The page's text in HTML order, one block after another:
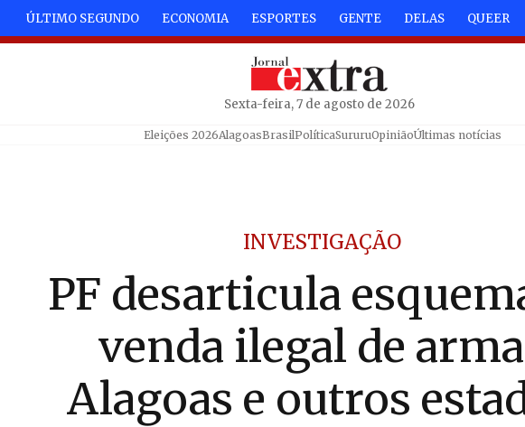
ÚLTIMO SEGUNDO ECONOMIA ESPORTES GENTE DELAS QUEER
Sexta-feira, 7 de agosto de 2026
Eleições 2026AlagoasBrasilPolíticaSururuOpiniãoÚltimas notícias
INVESTIGAÇÃO
PF desarticula
venda ilegal de
Alagoas e outros